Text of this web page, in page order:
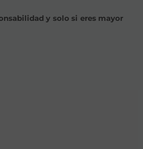
y solo si eres mayor